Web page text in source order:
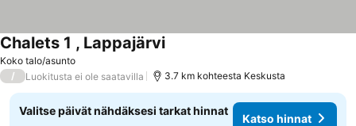
Koko talo/asunto
Chalets 1 , Lappajärvi
/ Luokitusta ei ole saatavilla 3.7 km kohteesta Keskusta
Valitse päivät nähdäksesi tarkat hinnat
Katso hinnat